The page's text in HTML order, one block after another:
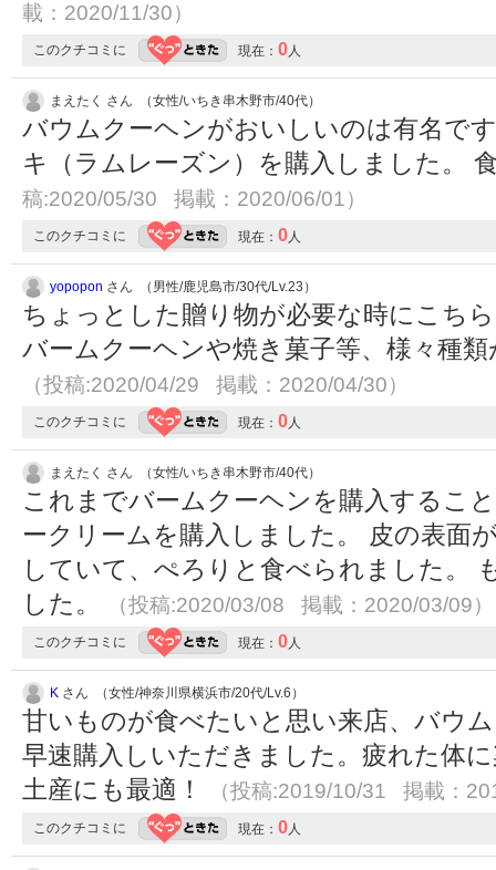
載：2020/11/30）
このクチコミに 現在： 0人
まえたく さん （女性/いちき串木野市/40代）
バウムクーヘンがおいしいのは有名で
キ（ラムレーズン）を購入しました。
稿:2020/05/30 掲載：2020/06/01）
このクチコミに 現在： 0人
yopopon さん （男性/鹿児島市/30代/Lv.23）
ちょっとした贈り物が必要な時にこち
バームクーヘンや焼き菓子等、様々種
（投稿:2020/04/29 掲載：2020/04/30）
このクチコミに 現在： 0人
まえたく さん （女性/いちき串木野市/40代）
これまでバームクーヘンを購入するこ
ークリームを購入しました。 皮の表面
していて、ぺろりと食べられました。
した。
（投稿:2020/03/08 掲載：2020/03/09）
このクチコミに 現在： 0人
K さん （女性/神奈川県横浜市/20代/Lv.6）
甘いものが食べたいと思い来店、バウ
早速購入しいただきました。疲れた体
土産にも最適！
（投稿:2019/10/31 掲載：
このクチコミに 現在： 0人